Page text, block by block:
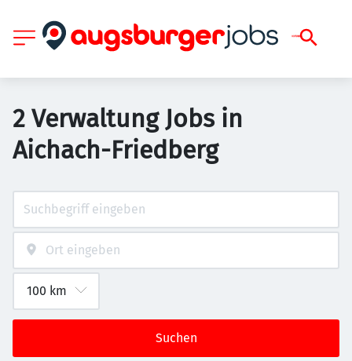
2 Verwaltung Jobs in
Aichach-Friedberg
Suchen